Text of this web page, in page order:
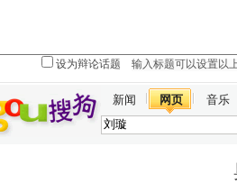
设为辩论话题
新闻 网页 音乐